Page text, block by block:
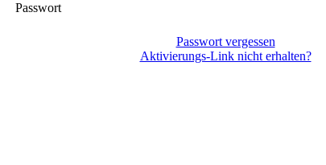
Passwort
Passwort vergessen
Aktivierungs-Link nicht erhalten?